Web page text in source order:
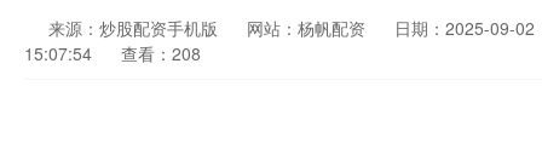
来源：炒股配资手机版 网站：杨帆配资
日期：2025-09-02
15:07:54
查看：208